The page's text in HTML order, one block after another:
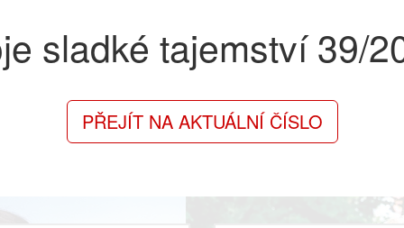
sladké tajemství39/
PŘEJÍT NA AKTUÁLNÍ ČÍSLO